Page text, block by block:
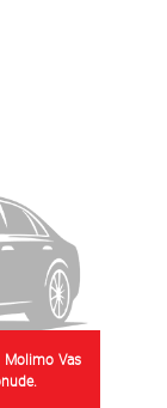
Molimo Vas